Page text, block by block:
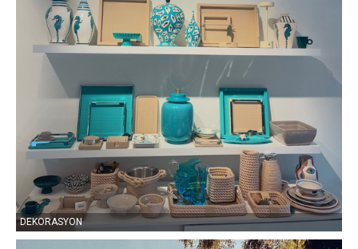
DEKORASYON